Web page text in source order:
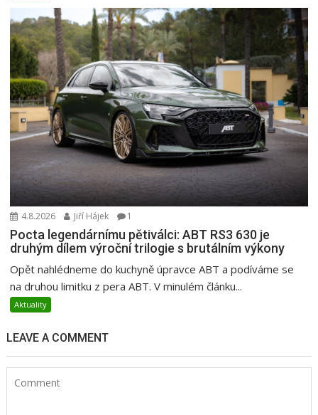
4.8.2026 Jiří Hájek 1
Pocta legendárnímu pětiválci: ABT RS3 630 je
druhým dílem výroční trilogie s brutálním výkony
Opět nahlédneme do kuchyně úpravce ABT a podíváme se
na druhou limitku z pera ABT. V minulém článku...
Aktuality
LEAVE A COMMENT